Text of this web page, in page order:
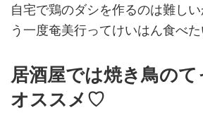
自宅で鶏のダシを作るのは難し
う一度奄美行ってけいはん食べ
居酒屋では焼き鳥の
オススメ♡